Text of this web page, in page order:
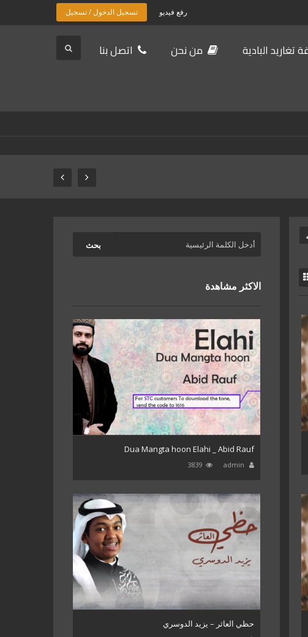
رفع فيديو تسجيل الدخول / تسجيل
تغاريد البادية من نحن اتصل بنا
الاكثر مشاهدة
Dua Mangta hoon Elahi _ Abid Rauf
admin
3839
حظي العاثر – يزيد الدوسري